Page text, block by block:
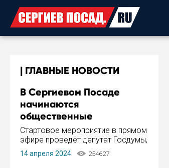
ГЛАВНЫЕ НОВОСТИ
В Сергиевом Посаде
начинаются
общественные
обсуждения Стратегии
развития города
Стартовое мероприятие в прямом
эфире проведёт депутат Госдумы,
инициатор и автор Концепции
развития Сергиева Посада и
14 апреля 2024 254627